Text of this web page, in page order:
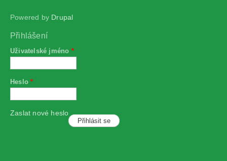
Powered by Drupal
Přihlášení
Uživatelské jméno *
Heslo*
Zaslat nové heslo